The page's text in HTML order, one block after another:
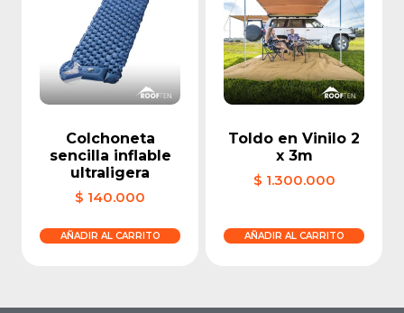
Colchoneta
sencilla inflable
ultraligera
$ 140.000
AÑADIR AL CARRITO
Toldo en Vinilo 2
x 3m
$ 1.300.000
AÑADIR AL CARRITO